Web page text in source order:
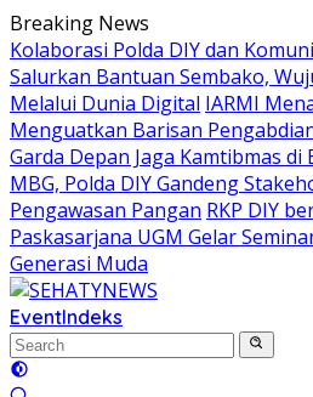
Skip
to
content
Breaking News
Kolaborasi Polda DIY dan
Salurkan Bantuan Sembako,
Melalui Dunia Digital IARMI
Menguatkan Barisan
Garda Depan Jaga Kamtibmas di
MBG, Polda DIY Gandeng
Pengawasan Pangan RKP DIY
Paskasarjana UGM Gelar
Generasi Muda
EventIndeks